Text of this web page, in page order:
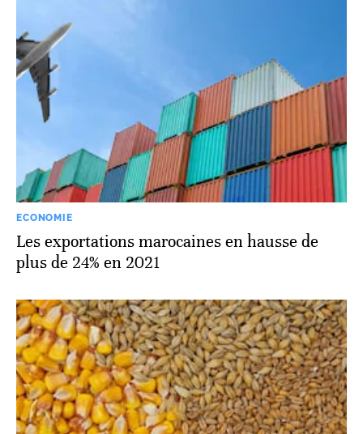
ECONOMIE
Les exportations marocaines en hausse de
plus de 24% en 2021